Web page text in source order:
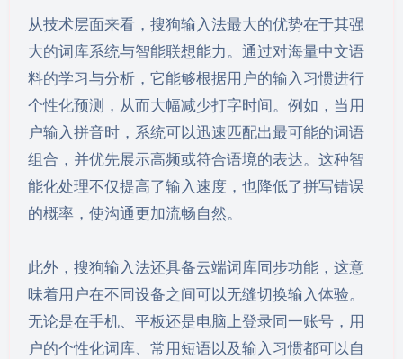
从技术层面来看，搜狗输入法最大的优势在于其强
大的词库系统与智能联想能力。通过对海量中文语
料的学习与分析，它能够根据用户的输入习惯进行
个性化预测，从而大幅减少打字时间。例如，当用
户输入拼音时，系统可以迅速匹配出最可能的词语
组合，并优先展示高频或符合语境的表达。这种智
能化处理不仅提高了输入速度，也降低了拼写错误
的概率，使沟通更加流畅自然。
此外，搜狗输入法还具备云端词库同步功能，这意
味着用户在不同设备之间可以无缝切换输入体验。
无论是在手机、平板还是电脑上登录同一账号，用
户的个性化词库、常用短语以及输入习惯都可以自